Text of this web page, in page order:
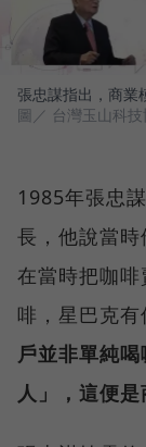
張忠謀指出，商業
圖／ 台灣玉山科技
1985年張忠
長，他說當
在當時把咖
啡，星巴克有
戶並非單純
人」，這便是